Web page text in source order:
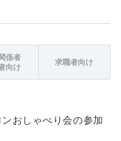
係者
向け
求職者向け
おしゃべり会の参加